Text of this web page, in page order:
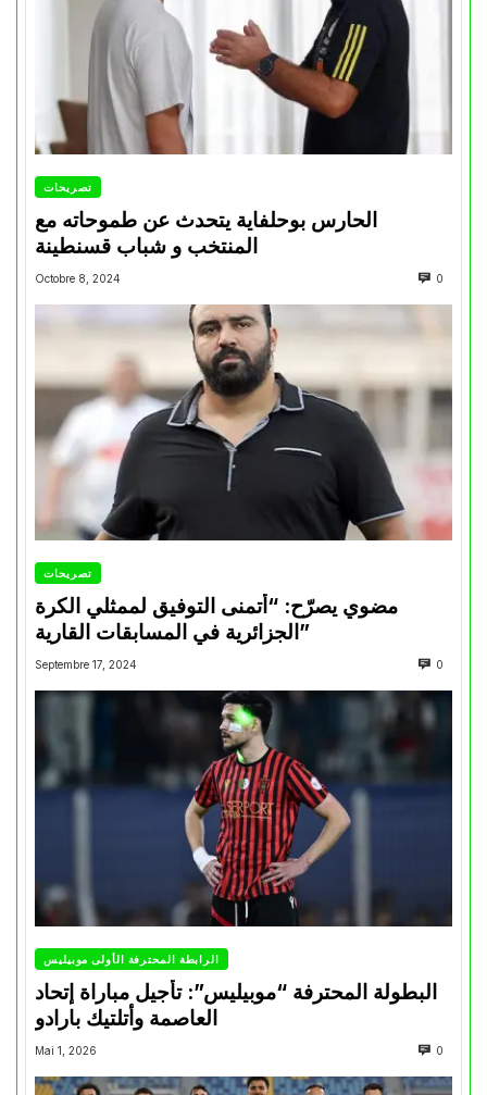
تصريحات
الحارس بوحلفاية يتحدث عن طموحاته مع
المنتخب و شباب قسنطينة
Octobre 8, 2024 0
تصريحات
مضوي يصرّح: “أتمنى التوفيق لممثلي الكرة
الجزائرية في المسابقات القارية”
Septembre 17, 2024 0
الرابطة المحترفة الأولى موبيليس
البطولة المحترفة “موبيليس”: تأجيل مباراة إتحاد
العاصمة وأتلتيك بارادو
Mai 1, 2026 0